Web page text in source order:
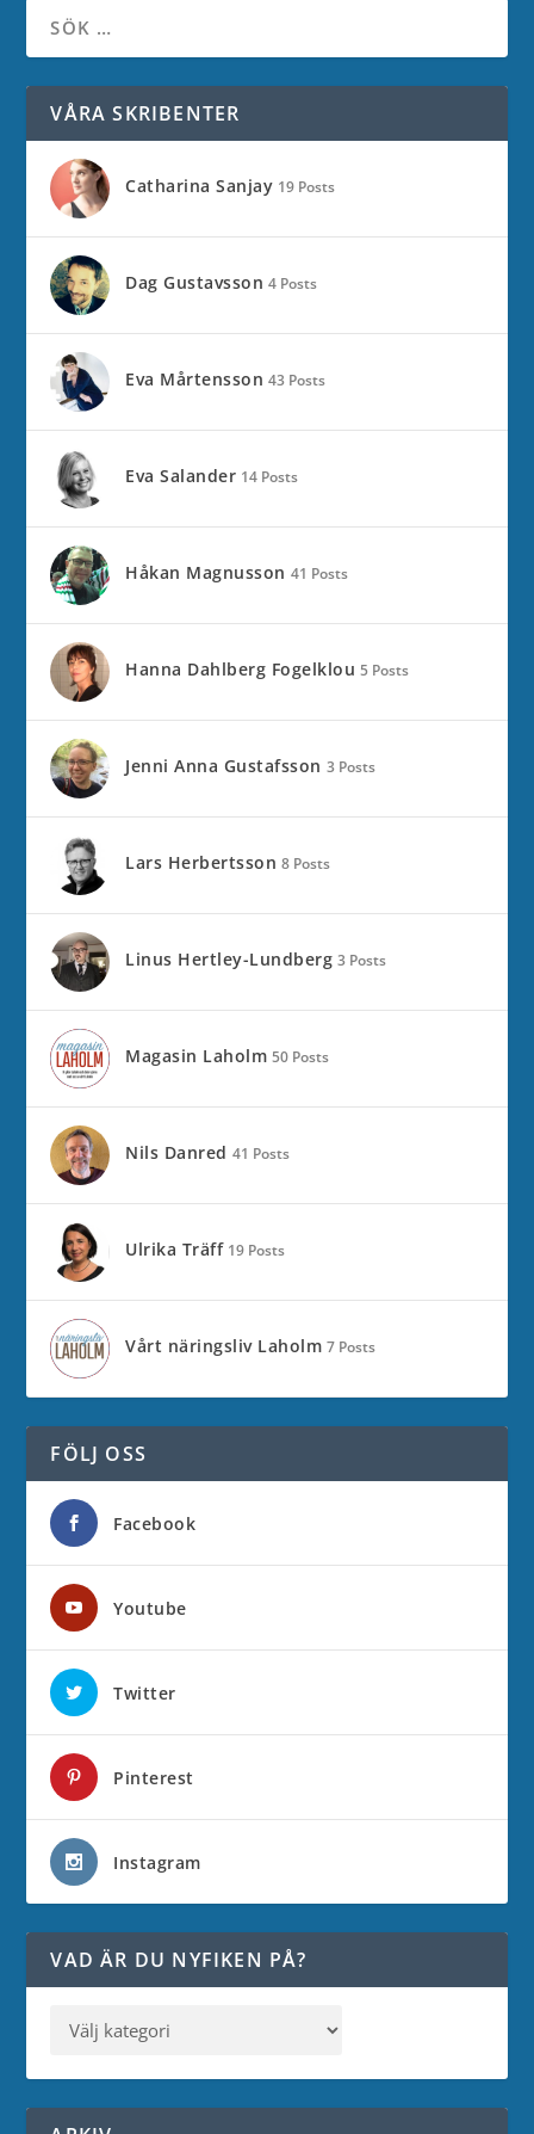
VÅRA SKRIBENTER
Catharina Sanjay 19 Posts
Dag Gustavsson 4 Posts
Eva Mårtensson 43 Posts
Eva Salander 14 Posts
Håkan Magnusson 41 Posts
Hanna Dahlberg Fogelklou 5 Posts
Jenni Anna Gustafsson 3 Posts
Lars Herbertsson 8 Posts
Linus Hertley-Lundberg 3 Posts
Magasin Laholm 50 Posts
Nils Danred 41 Posts
Ulrika Träff 19 Posts
Vårt näringsliv Laholm 7 Posts
FÖLJ OSS
Facebook
Youtube
Twitter
Pinterest
Instagram
VAD ÄR DU NYFIKEN PÅ?